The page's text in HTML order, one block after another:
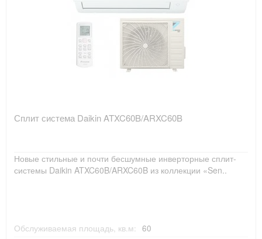
Сплит система Daikin ATXC60B/ARXC60B
Новые стильные и почти бесшумные инверторные сплит-
системы Daikin ATXC60B/ARXC60B из коллекции «Sen..
Обслуживаемая площадь, кв.м: 60